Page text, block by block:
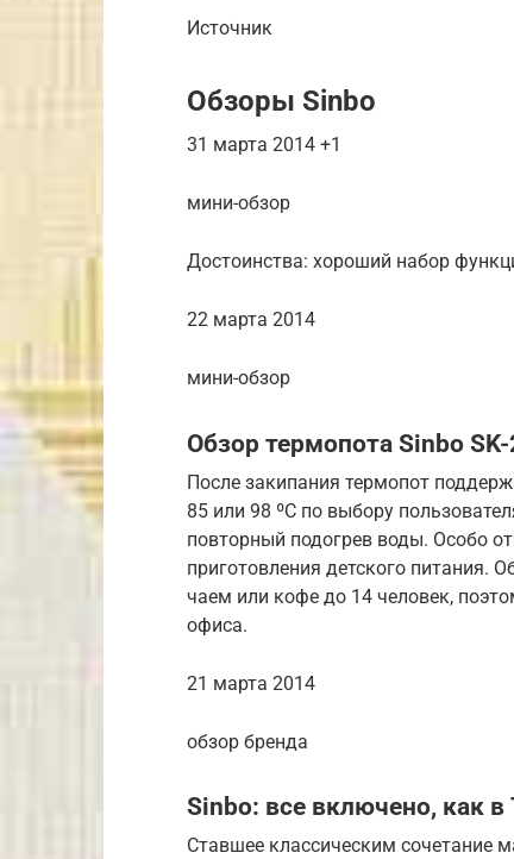
Источник
Обзоры Sinbo
31 марта 2014 +1
мини-обзор
Достоинства: хороший набор
22 марта 2014
мини-обзор
Обзор термопота Sinbo
После закипания термопот
85 или 98 ºС по выбору
повторный подогрев воды. Особо
приготовления детского питания.
чаем или кофе до 14 человек,
офиса.
21 марта 2014
обзор бренда
Sinbo: все включено, как в
Ставшее классическим сочетание